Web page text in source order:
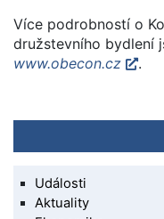
Více podrobností o
družstevního bydlení
www.obecon.cz
.
Události
Aktuality